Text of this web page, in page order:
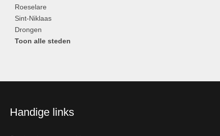
Roeselare
Sint-Niklaas
Drongen
Toon alle steden
Handige links